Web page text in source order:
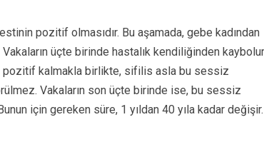
pozitif olmasıdır. Bu aşamada, gebe kadından
Vakaların üçte birinde hastalık kendiliğinden
pozitif kalmakla birlikte, sifilis asla bu sessiz
Vakaların son üçte birinde ise, bu sessiz
için gereken süre, 1 yıldan 40 yıla kadar değişir.